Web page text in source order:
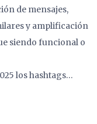
de mensajes,
y amplificación
siendo funcional o
los hashtags…